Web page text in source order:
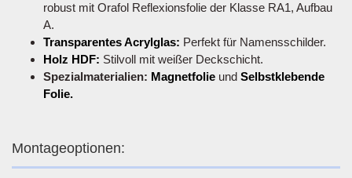
robust mit Orafol Reflexionsfolie der Klasse RA1, Aufbau
A.
Transparentes Acrylglas: Perfekt für Namensschilder.
Holz HDF: Stilvoll mit weißer Deckschicht.
Spezialmaterialien: Magnetfolie und Selbstklebende
Folie.
Montageoptionen: